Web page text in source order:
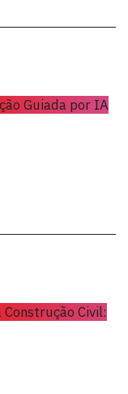
Guiada por IA
Civil: